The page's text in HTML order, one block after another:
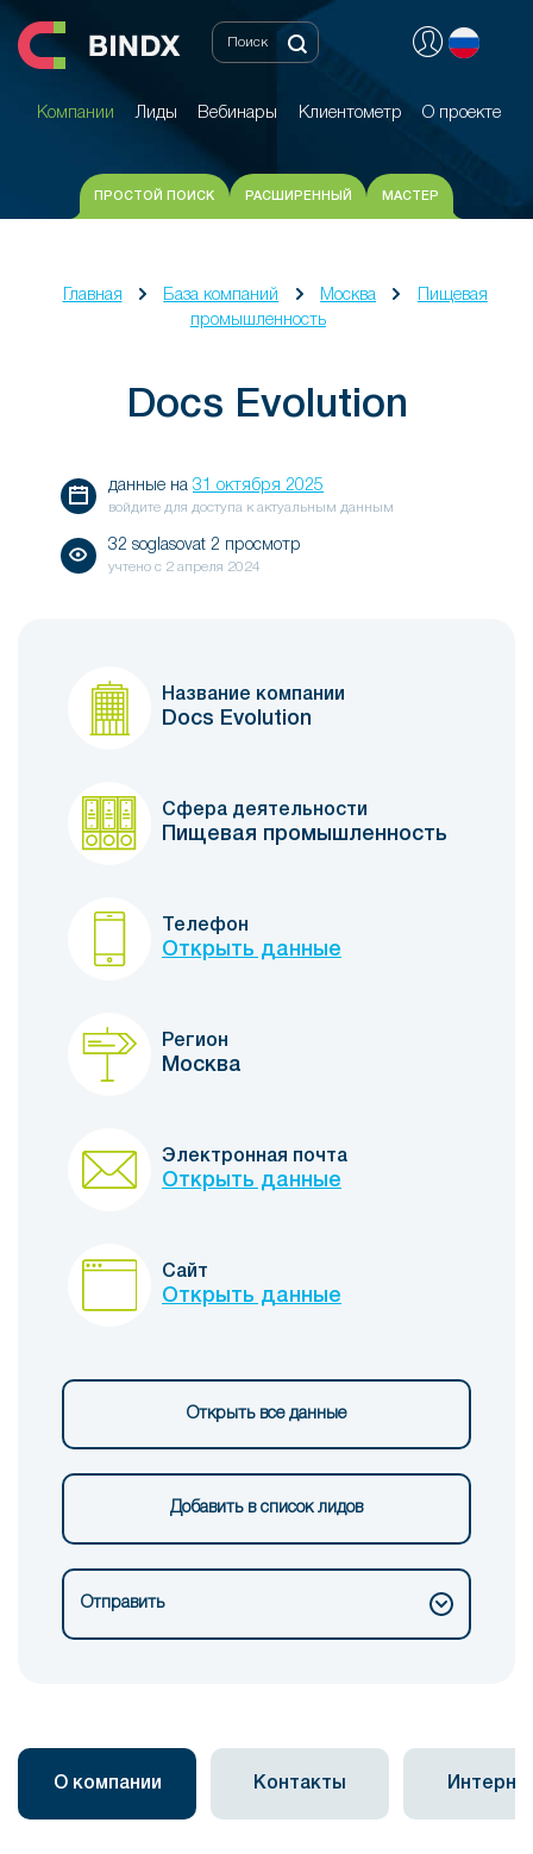
Компании Лиды Вебинары Клиентометр О проекте
Компании Лиды Вебинары Клиентометр О проекте
ПРОСТОЙ ПОИСК РАСШИРЕННЫЙ МАСТЕР
Главная База компаний Москва
Пищевая
промышленность
Docs Evolution
данные на 31 октября 2025
войдите для доступа к актуальным данным
32 soglasovat 2 просмотр
учтено с 2 апреля 2024
Название компании
Docs Evolution
Сфера деятельности
Пищевая промышленность
Телефон
Открыть данные
Регион
Москва
Электронная почта
Открыть данные
Сайт
Открыть данные
Открыть все данные
Добавить в список лидов
Отправить
О компании Контакты